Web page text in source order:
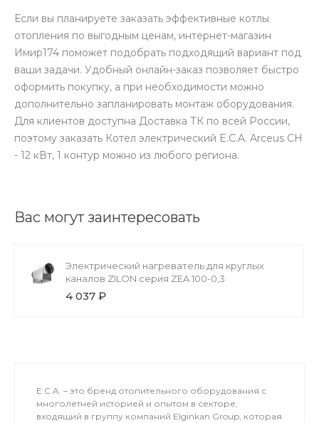
Если вы планируете заказать эффективные котлы
отопления по выгодным ценам, интернет-магазин
Имир174 поможет подобрать подходящий вариант под
ваши задачи. Удобный онлайн-заказ позволяет быстро
оформить покупку, а при необходимости можно
дополнительно запланировать монтаж оборудования.
Для клиентов доступна Доставка ТК по всей России,
поэтому заказать Котел электрический E.C.A. Arceus CH
- 12 кВт, 1 контур можно из любого региона.
Вас могут заинтересовать
Электрический нагреватель для круглых
каналов ZILON серия ZEA 100-0,3
4 037 ₽
E.C.A. – это бренд отопительного оборудования с
многолетней историей и опытом в секторе,
входящий в группу компаний Elginkan Group, которая